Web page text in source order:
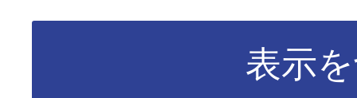
表示